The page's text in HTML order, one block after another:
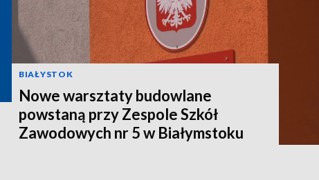
BIAŁYSTOK
Nowe warsztaty budowlane
powstaną przy Zespole Szkół
Zawodowych nr 5 w Białymstoku